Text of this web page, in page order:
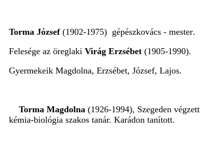
Torma József(1902-1975) gépészkovács - mester.
Felesége az öreglaki Virág Erzsébet (1905-1990).
Gyermekeik Magdolna, Erzsébet, József, Lajos.
Torma Magdolna (1926-1994), Szegeden végzett
kémia-biológia szakos tanár. Karádon tanított.